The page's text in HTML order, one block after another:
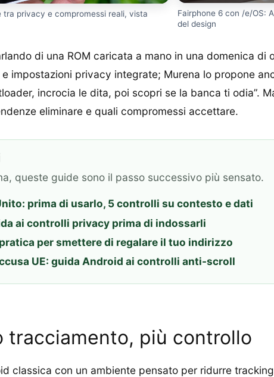
tra privacy e compromessi reali, vista
Fairphone 6 con /e/OS:
del design
di una ROM caricata a mano in una domenica di
impostazioni privacy integrate; Murena lo propone
incrocia le dita, poi scopri se la banca ti odia”.
eliminare e quali compromessi accettare.
queste guide sono il passo successivo più sensato.
prima di usarlo, 5 controlli su contesto e dati
ai controlli privacy prima di indossarli
per smettere di regalare il tuo indirizzo
UE: guida Android ai controlli anti-scroll
tracciamento, più controllo
classica con un ambiente pensato per ridurre